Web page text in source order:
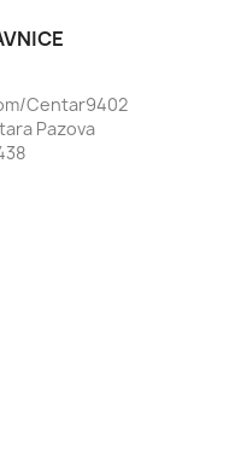
Centar9402
Pazova